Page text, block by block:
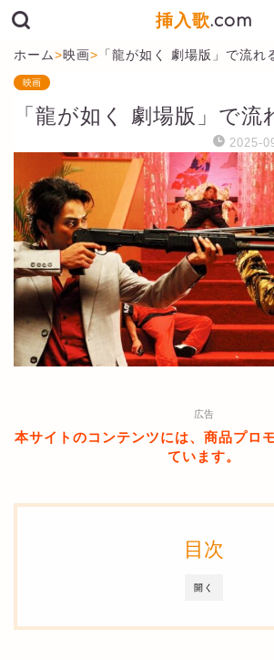
挿入歌.com
ホーム>映画> 「龍が如く 劇場版」で流れ
映画
「龍が如く 劇場版」で流
2025-
広告
本サイトのコンテンツには、商品プロ
ています。
開く
目次